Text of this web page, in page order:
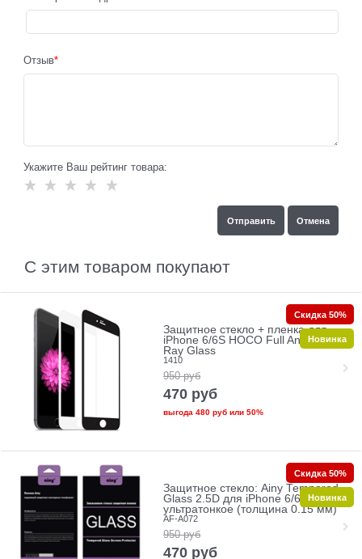
Отзыв
Укажите Ваш рейтинг товара:
С этим товаром покупают
Защитное стекло + пленка для
iPhone 6/6S HOCO Full Anti-Blue
Ray Glass
1410
950 руб
470 руб
выгода 480 рубили 50%
Скидка 50%
Новинка
Защитное стекло: Ainy Tempered
Glass 2.5D для iPhone 6/6s
ультратонкое (толщина 0.15 мм)
AF-A072
950 руб
470 руб
Скидка 50%
Новинка